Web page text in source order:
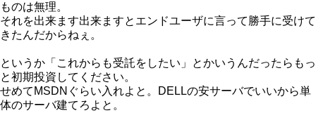
ものは無理。
それを出来ます出来ますとエンドユーザに言って勝手に受けて
きたんだからねぇ。
というか「これからも受託をしたい」とかいうんだったらもっ
と初期投資してください。
せめてMSDNぐらい入れよと。DELLの安サーバでいいから単
体のサーバ建てろよと。